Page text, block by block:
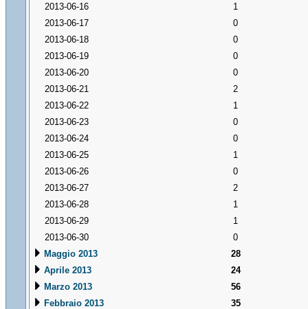
2013-06-16
1
2013-06-17
0
2013-06-18
0
2013-06-19
0
2013-06-20
0
2013-06-21
2
2013-06-22
1
2013-06-23
0
2013-06-24
0
2013-06-25
1
2013-06-26
0
2013-06-27
2
2013-06-28
1
2013-06-29
1
2013-06-30
0
Maggio 2013
28
Aprile 2013
24
Marzo 2013
56
Febbraio 2013
35